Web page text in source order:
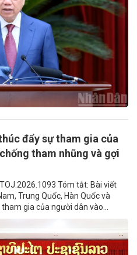
đẩy sự tham gia của
tham nhũng và gợi
Tóm tắt: Bài viết
Trung Quốc, Hàn Quốc và
gia của người dân vào...